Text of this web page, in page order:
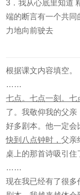
3．我从心底里知道
端的断言有一个共同
力地向前驶去
根据课文内容填空。
……
七点。七点一刻。七
了。我敬仰我的父
好多剧本。他一定会
快到八点钟时， 父亲
桌上的那首诗吸引住
……
现在我已经有了很多